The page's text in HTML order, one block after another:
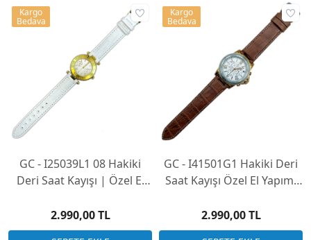
GC - I25039L1 08 Hakiki
Deri Saat Kayışı | Özel El
2.990,00 TL
Kargo
Bedava
GC - I41501G1 Hakiki Deri
Saat Kayışı Özel El Yapımı
Göndermeniz Gerekli)
2.990,00 TL
Kargo
Bedava